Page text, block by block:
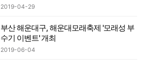
2019-04-29
부산 해운대구, 해운대모래축제 '모래성 부
수기 이벤트' 개최
2019-06-04